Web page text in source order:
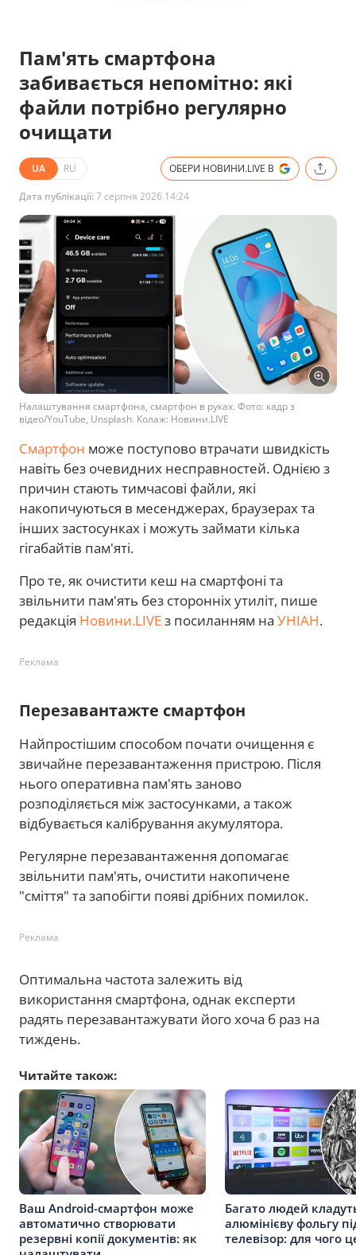
Пам'ять смартфона
забивається непомітно: які
файли потрібно регулярно
очищати
UA RU ОБЕРИ НОВИНИ.LIVE В
Дата публікації:7 серпня 2026 14:24
Налаштування смартфона, смартфон в руках. Фото: кадр з
відео/YouTube, Unsplash. Колаж: Новини.LIVE
Смартфон може поступово втрачати швидкість
навіть без очевидних несправностей. Однією з
причин стають тимчасові файли, які
накопичуються в месенджерах, браузерах та
інших застосунках і можуть займати кілька
гігабайтів пам'яті.
Про те, як очистити кеш на смартфоні та
звільнити пам'ять без сторонніх утиліт, пише
редакція Новини.LIVEз посиланням на УНІАН.
Реклама
Перезавантажте смартфон
Найпростішим способом почати очищення є
звичайне перезавантаження пристрою. Після
нього оперативна пам'ять заново
розподіляється між застосунками, а також
відбувається калібрування акумулятора.
Регулярне перезавантаження допомагає
звільнити пам'ять, очистити накопичене
"сміття" та запобігти появі дрібних помилок.
Реклама
Оптимальна частота залежить від
використання смартфона, однак експерти
радять перезавантажувати його хоча б раз на
тиждень.
Читайте також:
Ваш Android-смартфон може
автоматично створювати
резервні копії документів: як
Багато людей
алюмінієву фольгу
телевізор: для чого